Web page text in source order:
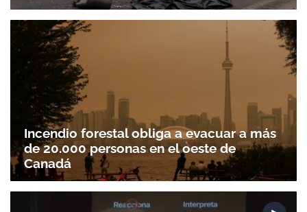
Incendio forestal obliga a evacuar a más
de 20.000 personas en el oeste de
Canadá